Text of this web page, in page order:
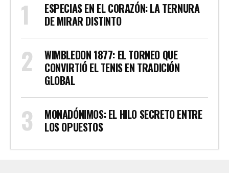
ESPECIAS EN EL CORAZÓN: LA TERNURA
DE MIRAR DISTINTO
WIMBLEDON 1877: EL TORNEO QUE
CONVIRTIÓ EL TENIS EN TRADICIÓN
GLOBAL
MONADÓNIMOS: EL HILO SECRETO ENTRE
LOS OPUESTOS